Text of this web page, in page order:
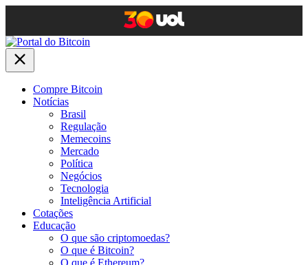
Compre Bitcoin
Notícias
Brasil
Regulação
Memecoins
Mercado
Política
Negócios
Tecnologia
Inteligência Artificial
Cotações
Educação
O que são criptomoedas?
O que é Bitcoin?
O que é Ethereum?